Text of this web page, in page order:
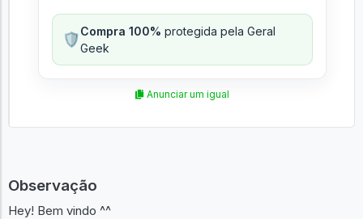
🛡️Compra 100% protegida pela Geral
Geek
Anunciar um igual
Observação
Hey! Bem vindo ^^